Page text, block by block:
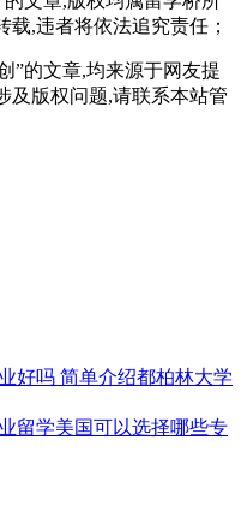
,违者将依法追究责任；
”的文章,均来源于网友提
及版权问题,请联系本站管
好吗 简单介绍都柏林大学
留学美国可以选择哪些专